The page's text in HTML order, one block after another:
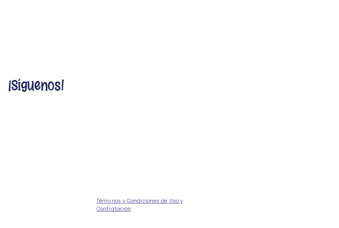
¡Síguenos!
Términos y Condiciones de Uso y
Contratación